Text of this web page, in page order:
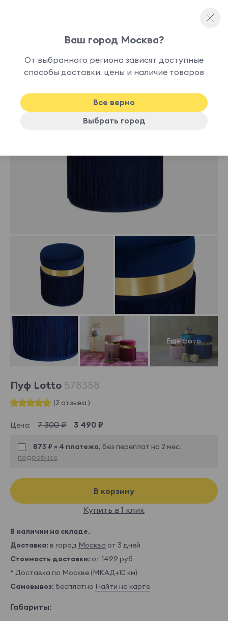
-52%
наличии
Пуф Lotto 578358
(2 отзыва )
Цена: 7 300 ₽ 3 490 ₽
873 ₽ × 4 платежа, без переплат на 2 мес.
подробнее
В корзину
Купить в 1 клик
В наличии на складе.
Доставка: в город Москва от 3 дней
Стоимость доставки: от 1499 руб
* Доставка по Москве (МКАД+10 км)
Самовывоз: бесплатно Найти на карте
Габариты:
Ваш город Москва?
От выбранного региона зависят доступные
способы доставки, цены и наличие товаров
Все верно
Выбрать город